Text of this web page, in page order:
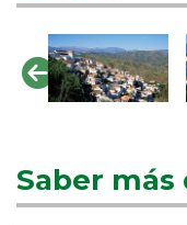
Saber más